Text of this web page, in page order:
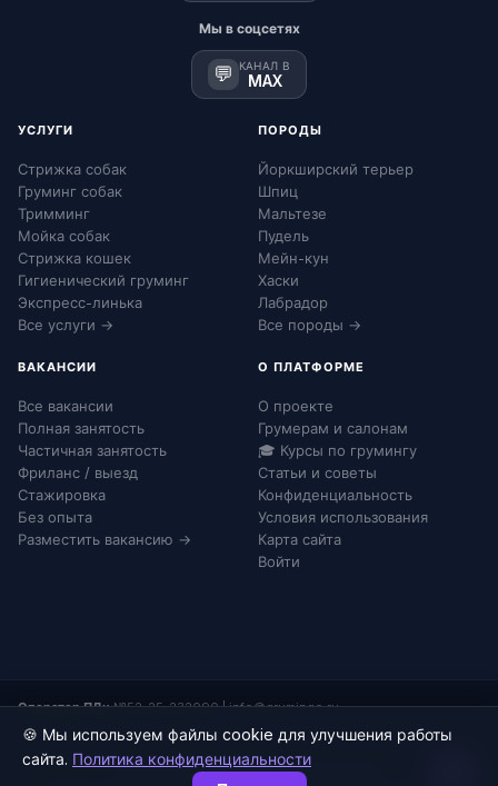
🍪 Мы используем файлы cookie для улучшения работы
сайта. Политика конфиденциальности
Мы в соцсетях
💬 КАНАЛ В
MAX
УСЛУГИ
Стрижка собак
Груминг собак
Тримминг
Мойка собак
Стрижка кошек
Гигиенический груминг
Экспресс-линька
Все услуги →
ПОРОДЫ
Йоркширский терьер
Шпиц
Мальтезе
Пудель
Мейн-кун
Хаски
Лабрадор
Все породы →
ВАКАНСИИ
Все вакансии
Полная занятость
Частичная занятость
Фриланс / выезд
Стажировка
Без опыта
Разместить вакансию →
О ПЛАТФОРМЕ
О проекте
Грумерам и салонам
🎓 Курсы по грумингу
Статьи и советы
Конфиденциальность
Условия использования
Карта сайта
Войти
Оператор ПДн:№52-25-232090|info@grumingo.ru
© 2026 Груминго. Все права защищены.